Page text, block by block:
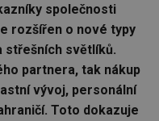
společnosti
rozšířen o nové typy
střešních světlíků.
partnera, tak nákup
vývoj, personální
Toto dokazuje